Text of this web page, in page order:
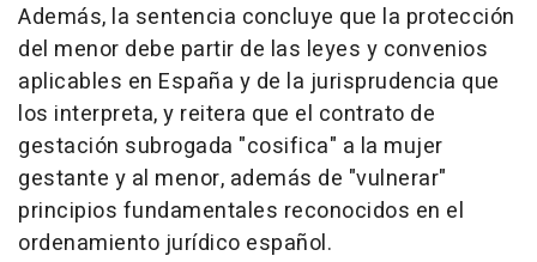
Además, la sentencia concluye que la protección
del menor debe partir de las leyes y convenios
aplicables en España y de la jurisprudencia que
los interpreta, y reitera que el contrato de
gestación subrogada "cosifica" a la mujer
gestante y al menor, además de "vulnerar"
principios fundamentales reconocidos en el
ordenamiento jurídico español.